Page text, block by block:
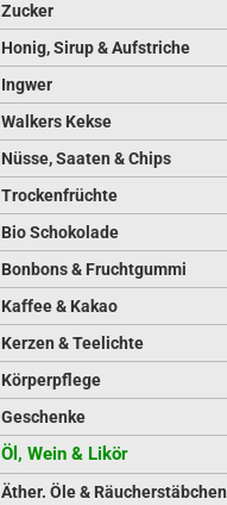
Zucker
Honig, Sirup & Aufstriche
Ingwer
Walkers Kekse
Nüsse, Saaten & Chips
Trockenfrüchte
Bio Schokolade
Bonbons & Fruchtgummi
Kaffee & Kakao
Kerzen & Teelichte
Körperpflege
Geschenke
Öl, Wein & Likör
Äther. Öle & Räucherstäbchen